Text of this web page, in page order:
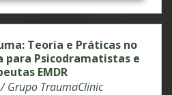
Teoria e Práticas no
para Psicodramatistas e
EMDR
Grupo TraumaClinic